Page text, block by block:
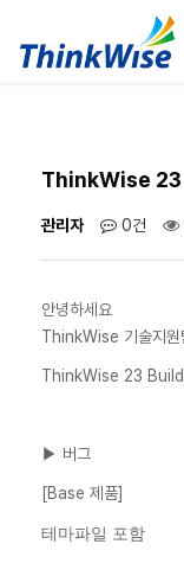
ThinkWise 23
관리자 0건
안녕하세요
ThinkWise 기술지원
ThinkWise 23 Build
▶ 버그
[Base 제품]
테마파일 포함